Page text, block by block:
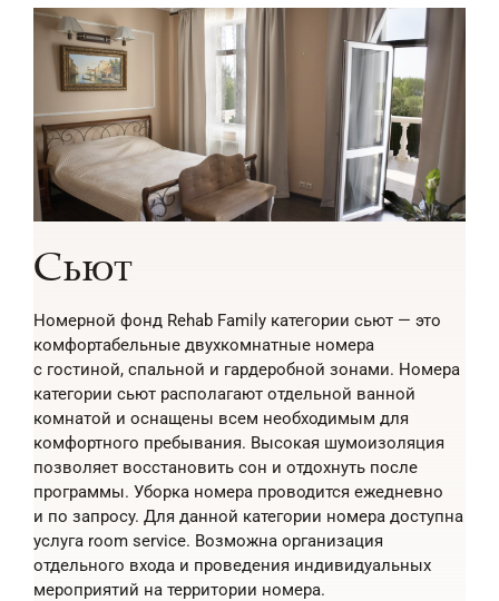
Сьют
Номерной фонд Rehab Family категории сьют — это
комфортабельные двухкомнатные номера
с гостиной, спальной и гардеробной зонами. Номера
категории сьют располагают отдельной ванной
комнатой и оснащены всем необходимым для
комфортного пребывания. Высокая шумоизоляция
позволяет восстановить сон и отдохнуть после
программы. Уборка номера проводится ежедневно
и по запросу. Для данной категории номера доступна
услуга room service. Возможна организация
отдельного входа и проведения индивидуальных
мероприятий на территории номера.